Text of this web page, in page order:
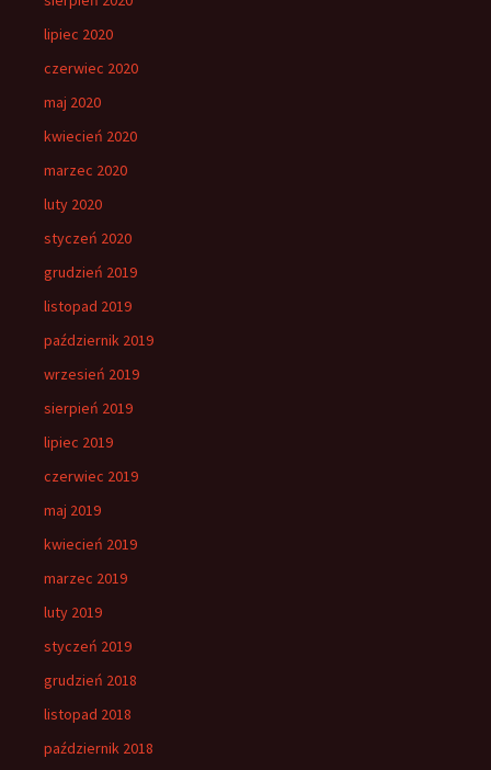
lipiec 2020
czerwiec 2020
maj 2020
kwiecień 2020
marzec 2020
luty 2020
styczeń 2020
grudzień 2019
listopad 2019
październik 2019
wrzesień 2019
sierpień 2019
lipiec 2019
czerwiec 2019
maj 2019
kwiecień 2019
marzec 2019
luty 2019
styczeń 2019
grudzień 2018
listopad 2018
październik 2018